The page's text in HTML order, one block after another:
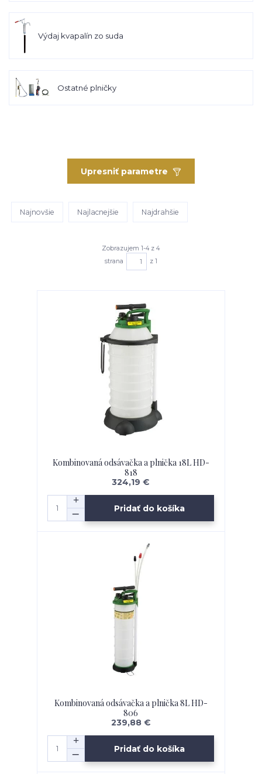
Výdaj kvapalín zo suda
Ostatné plničky
Upresniť parametre
Najnovšie Najlacnejšie Najdrahšie
Zobrazujem 1-4 z 4
strana
z 1
Kombinovaná odsávačka a plnička 18L HD-
818
324,19 €
Pridať do košíka
Kombinovaná odsávačka a plnička 8L HD-
806
239,88 €
Pridať do košíka